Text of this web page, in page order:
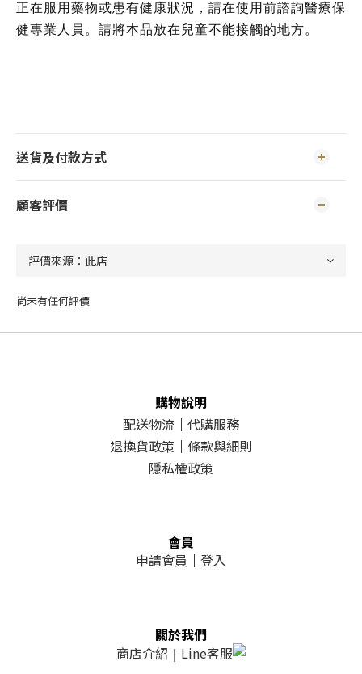
正在服用藥物或患有健康狀況，請在使用前諮詢醫療保
健專業人員。請將本品放在兒童不能接觸的地方。
送貨及付款方式
顧客評價
尚未有任何評價
購物說明
配送物流 ｜ 代購服務
退換貨政策 ｜ 條款與細則
隱私權政策
會員
申請會員 ｜ 登入
關於我們
商店介紹 ｜ Line客服